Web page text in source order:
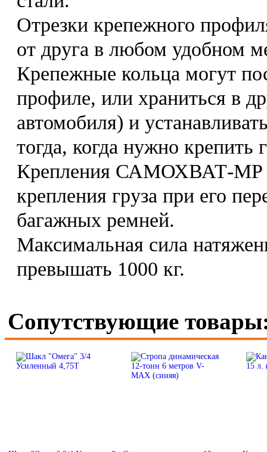
Отрезки крепежного
от друга в любом удобном
Крепежные кольца могут
профиле, или храниться в
автомобиля) и
тогда, когда нужно крепить
Крепления САМОХВАТ-МР
крепления груза при его
багажных ремней.
Максимальная сила
превышать 1000 кг.
Сопутствующие